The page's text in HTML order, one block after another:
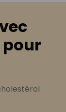
pour